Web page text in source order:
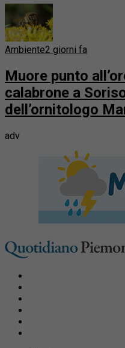
Ambiente2 giorni fa
Muore punto
calabrone a
dell’ornitologo
adv